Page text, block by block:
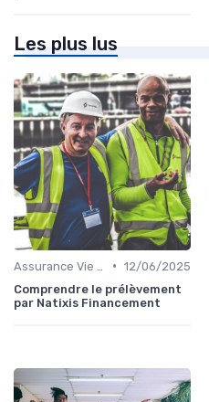
Les plus lus
• 12/06/2025
Comprendre le prélèvement
par Natixis Financement